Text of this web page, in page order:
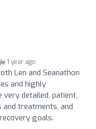
1 year ago
Len and Seanathon
and highly
detailed, patient,
and treatments, and
goals.